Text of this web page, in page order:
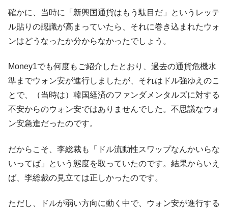
確かに、当時に「新興国通貨はもう駄目だ」というレッテ
ル貼りの認識が高まっていたら、それに巻き込まれたウォ
ンはどうなったか分からなかったでしょう。
Money1でも何度もご紹介したとおり、過去の通貨危機水
準までウォン安が進行しましたが、それはドル強ゆえのこ
とで、（当時は）韓国経済のファンダメンタルズに対する
不安からのウォン安ではありませんでした。不思議なウォ
ン安急進だったのです。
だからこそ、李総裁も「ドル流動性スワップなんかいらな
いってば」という態度を取っていたのです。結果からいえ
ば、李総裁の見立ては正しかったのです。
ただし、ドルが弱い方向に動く中で、ウォン安が進行する